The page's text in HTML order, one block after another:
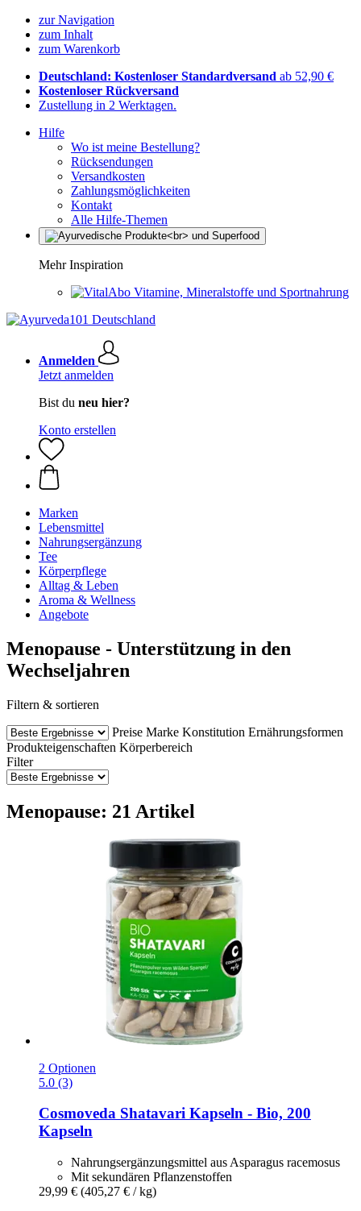
zur Navigation
zum Inhalt
zum Warenkorb
Deutschland: Kostenloser Standardversand ab 52,90 €
Kostenloser Rückversand
Zustellung in 2 Werktagen.
Hilfe
Wo ist meine Bestellung?
Rücksendungen
Versandkosten
Zahlungsmöglichkeiten
Kontakt
Alle Hilfe-Themen
Mehr Inspiration
Vitamine, Mineralstoffe und Sportnahrung
Anmelden
Jetzt anmelden
Bist du neu hier?
Konto erstellen
Marken
Lebensmittel
Nahrungsergänzung
Tee
Körperpflege
Alltag & Leben
Aroma & Wellness
Angebote
Menopause - Unterstützung in den
Wechseljahren
Filtern & sortieren
Preise Marke Konstitution Ernährungsformen
Produkteigenschaften Körperbereich
Filter
Menopause: 21 Artikel
2 Optionen
5.0 (3)
Cosmoveda Shatavari Kapseln -​ Bio, 200
Kapseln
Nahrungsergänzungsmittel aus Asparagus racemosus
Mit sekundären Pflanzenstoffen
29,99 € (405,27 € / kg)